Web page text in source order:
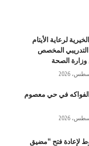
الأيتام
المخصص
الصحة
في حي معصوم
فتح “مضيق